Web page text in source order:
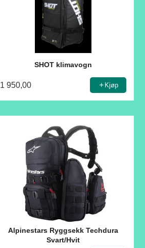
SHOT klimavogn
1 950,00 Kjøp
Alpinestars Ryggsekk Techdura
Svart/Hvit